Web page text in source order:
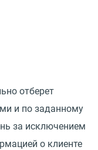
отберет
и по заданному
за исключением
о клиенте